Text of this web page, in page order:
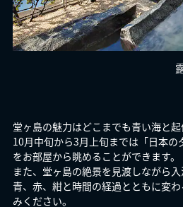
堂ヶ島の魅力はどこまでも青い海と起
10月中旬から3月上旬までは「日本の
をお部屋から眺めることができます。
また、堂ヶ島の絶景を見渡しながら入
青、赤、紺と時間の経過とともに変
みください。